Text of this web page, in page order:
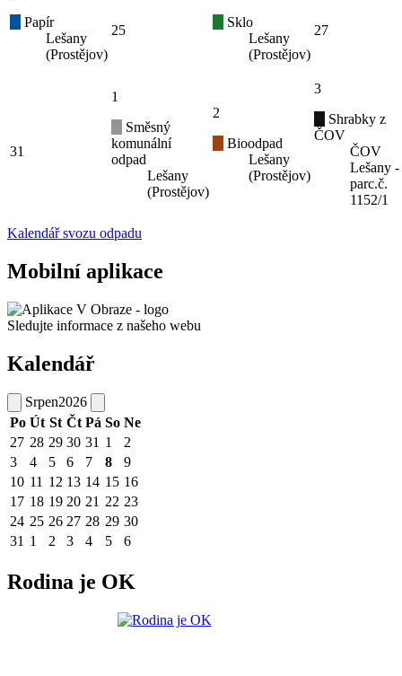
Papír
Lešany
(Prostějov)
25
Sklo
Lešany
(Prostějov)
27
31
1
Směsný
komunální
odpad
Lešany
(Prostějov)
2
Bioodpad
Lešany
(Prostějov)
3
Shrabky z
ČOV
ČOV
Lešany -
parc.č.
1152/1
Kalendář svozu odpadu
Mobilní aplikace
Sledujte informace z našeho webu
Kalendář
Srpen2026
Po Út St Čt Pá So Ne
27 28 29 30 31 1
2
3
4 5 6 7 8
9
10 11 12 13 14 15 16
17 18 19 20 21 22 23
24 25 26 27 28 29 30
31 1 2 3 4 5 6
Rodina je OK